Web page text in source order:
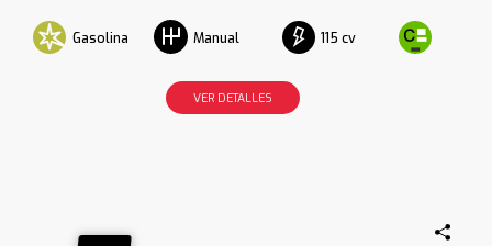
Gasolina Manual 115 cv
VER DETALLES